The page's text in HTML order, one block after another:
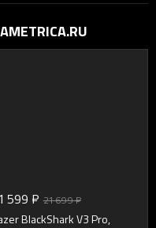
599 ₽ 21 699 ₽
BlackShark V3 Pro,